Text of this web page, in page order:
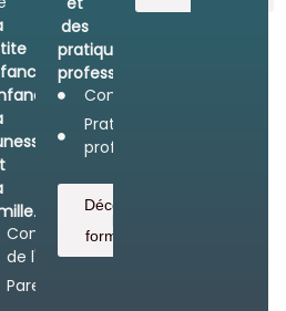
.
Connaissance
de l'enfant
Parentalité
des
pratiques
professionnelles
Communication
Pratiques
professionnelles
Découvrez
formations